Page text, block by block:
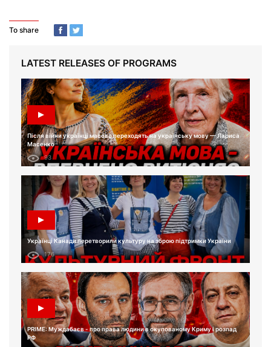
To share
LATEST RELEASES OF PROGRAMS
Після війни українці масово переходять на українську мову — Лариса
Масенко
93
Українці Канади перетворили культуру на зброю підтримки України
176
PRIME: Муждабаєв - про права людини в окупованому Криму і розпад
РФ